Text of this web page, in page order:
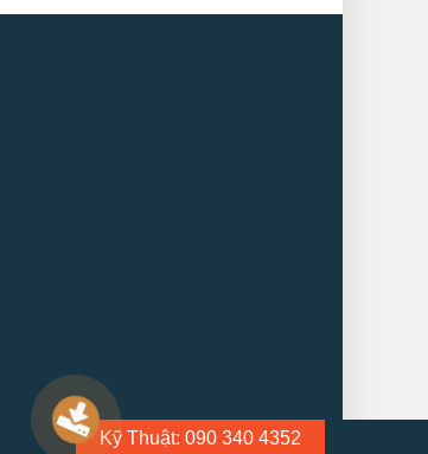
Kỹ Thuật: 090 340 4352